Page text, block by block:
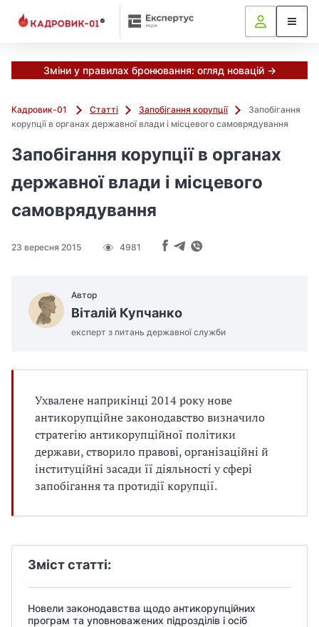
Зміни у правилах бронювання: огляд новацій →
Кадровик-01 Статті Запобігання корупції
Запобігання
корупції в органах державної влади і місцевого самоврядування
Запобігання корупції в органах
державної влади і місцевого
самоврядування
23 вересня 2015 4981
Автор
Віталій Купчанко
експерт з питань державної служби
Ухвалене наприкінці 2014 року нове
антикорупційне законодавство визначило
стратегію антикорупційної політики
держави, створило правові, організаційні й
інституційні засади її діяльності у сфері
запобігання та протидії корупції.
Зміст статті:
Новели законодавства щодо антикорупційних
програм та уповноважених підрозділів і осіб